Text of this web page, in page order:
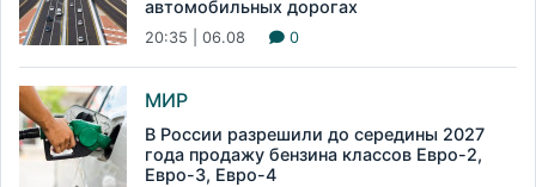
автомобильных дорогах
20:35 | 06.08 0
МИР
В России разрешили до середины 2027
года продажу бензина классов Евро-2,
Евро-3, Евро-4